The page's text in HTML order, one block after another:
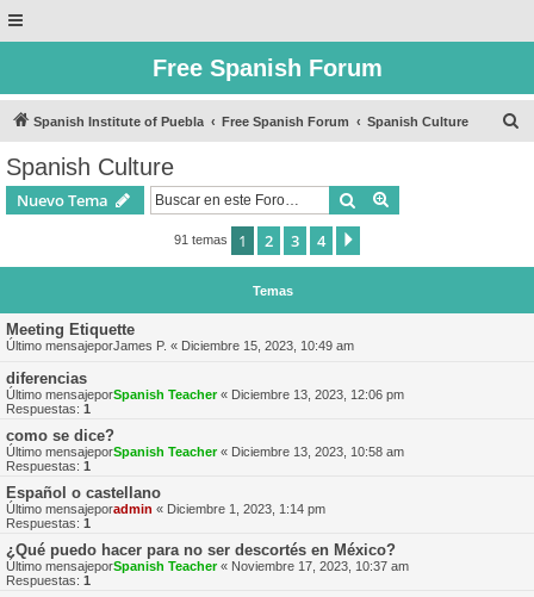
Free Spanish Forum
Spanish Institute of Puebla Free Spanish Forum Spanish Culture
Spanish Culture
Nuevo Tema Buscar
91 temas 1 2 3 4
Temas
Meeting Etiquette
Último mensajeporJames P. « Diciembre 15, 2023, 10:49 am
diferencias
Último mensajeporSpanish Teacher« Diciembre 13, 2023, 12:06 pm
Respuestas: 1
como se dice?
Último mensajeporSpanish Teacher« Diciembre 13, 2023, 10:58 am
Respuestas: 1
Español o castellano
Último mensajeporadmin « Diciembre 1, 2023, 1:14 pm
Respuestas: 1
¿Qué puedo hacer para no ser descortés en México?
Último mensajeporSpanish Teacher« Noviembre 17, 2023, 10:37 am
Respuestas: 1